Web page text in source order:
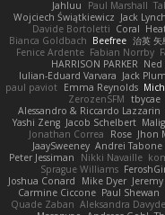
Jahluu
Paul Marshall
Wojciech Świątkiewicz Jack Lynch
Davide Bortoletti Coral
Bianca Goldbach Beefree 治英 矢
Fenice Ardente Fabian Norrby
HARRISON PARKER Ned
Iulian-Eduard Varvara Jack
paul paviot Emma Reynolds
ZerozenSFM tbycae
Alessandro & Riccardo Lazzarin
Yashi Zeng Jacob Schelbert
Jonathan Correa
Rose Jhon
JaaySweeney Andrei Tabone
Peter Jessiman
Nikki Navaille
Sprague Williams
Joshua Conard
Mike Dyer
Carmine Ciccone Paul Shewan
Quade Zaban Aleksandra